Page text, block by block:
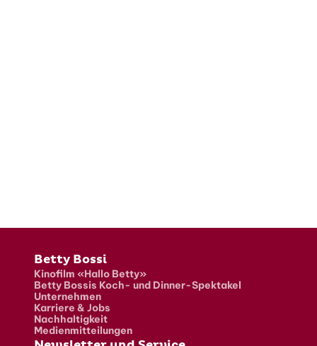
Fusszeile
Betty Bossi
Kinofilm «Hallo Betty»
Betty Bossis Koch- und Dinner-Spektakel
Unternehmen
Karriere & Jobs
Nachhaltigkeit
Medienmitteilungen